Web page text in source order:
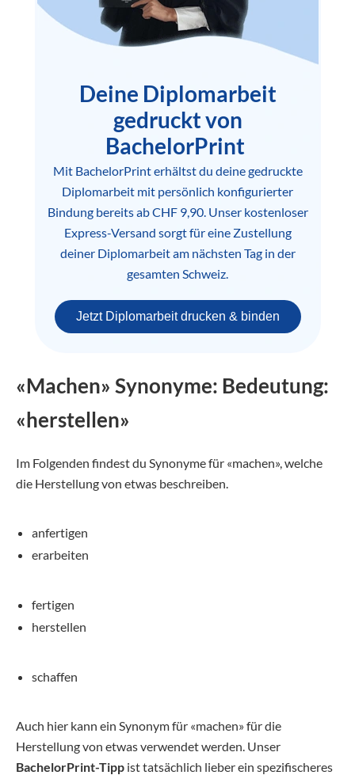
Deine Diplomarbeit
gedruckt von
BachelorPrint
Mit BachelorPrint erhältst du deine gedruckte
Diplomarbeit mit persönlich konfigurierter
Bindung bereits ab CHF 9,90. Unser kostenloser
Express-Versand sorgt für eine Zustellung
deiner Diplomarbeit am nächsten Tag in der
gesamten Schweiz.
Jetzt Diplomarbeit drucken & binden
«Machen» Synonyme: Bedeutung:
«herstellen»
Im Folgenden findest du Synonyme für «machen», welche
die Herstellung von etwas beschreiben.
anfertigen
erarbeiten
fertigen
herstellen
schaffen
Auch hier kann ein Synonym für «machen» für die
Herstellung von etwas verwendet werden. Unser
BachelorPrint-Tipp ist tatsächlich lieber ein spezifischeres